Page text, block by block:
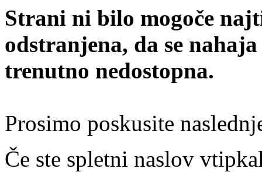
Strani ni bilo mogoče
odstranjena, da se
trenutno nedostopna.
Prosimo poskusite
Če ste spletni naslov